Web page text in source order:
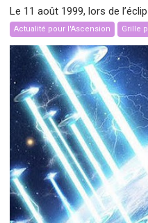
Le 11 août 1999, lors de
Actualité pour l'Ascension Grille